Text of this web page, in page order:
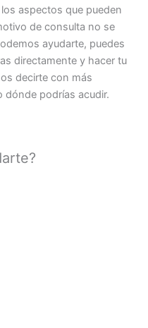
aspectos que pueden
de consulta no se
ayudarte, puedes
directamente y hacer tu
decirte con más
dónde podrías acudir.